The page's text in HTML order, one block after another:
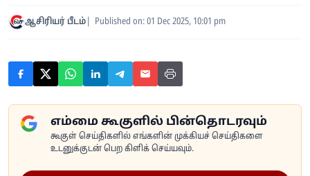
ஆசிரியர் பீடம் Published on: 01 Dec 2025, 10:01 pm
எம்மை கூகுளில் பின்தொடரவும்
கூகுள் செய்திகளில் எங்களின் முக்கியச் செய்திகளை
உடனுக்குடன் பெற கிளிக் செய்யவும்.